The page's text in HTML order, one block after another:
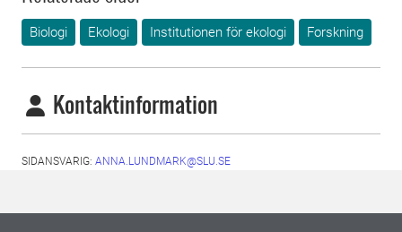
Biologi Ekologi Institutionen för ekologi Forskning
Kontaktinformation
SIDANSVARIG: ANNA.LUNDMARK@SLU.SE